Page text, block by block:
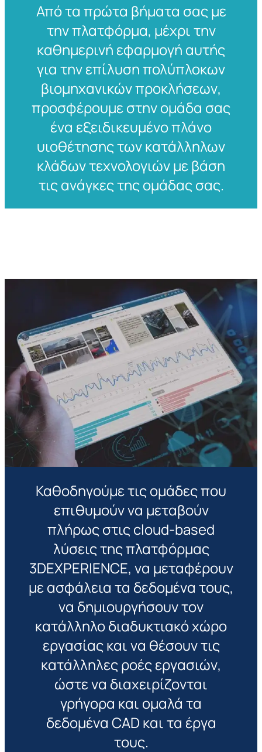
Από τα πρώτα βήματα σας με
την πλατφόρμα, μέχρι την
καθημερινή εφαρμογή αυτής
για την επίλυση πολύπλοκων
βιομηχανικών προκλήσεων,
προσφέρουμε στην ομάδα σας
ένα εξειδικευμένο πλάνο
υιοθέτησης των κατάλληλων
κλάδων τεχνολογιών με βάση
τις ανάγκες της ομάδας σας.
Καθοδηγούμε τις ομάδες που
επιθυμούν να μεταβούν
πλήρως στις cloud-based
λύσεις της πλατφόρμας
3DEXPERIENCE, να μεταφέρουν
με ασφάλεια τα δεδομένα τους,
να δημιουργήσουν τον
κατάλληλο διαδυκτιακό χώρο
εργασίας και να θέσουν τις
κατάλληλες ροές εργασιών,
ώστε να διαχειρίζονται
γρήγορα και ομαλά τα
δεδομένα CAD και τα έργα
τους.